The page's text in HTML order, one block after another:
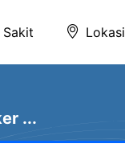
Sakit Lokasi
...